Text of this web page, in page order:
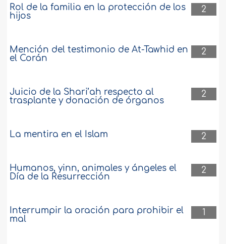
2
Rol de la familia en la protección de los
hijos
2
Mención del testimonio de At-Tawhid en
el Corán
2
Juicio de la Shari’ah respecto al
trasplante y donación de órganos
2
La mentira en el Islam
2
Humanos, yinn, animales y ángeles el
Día de la Resurrección
1
Interrumpir la oración para prohibir el
mal